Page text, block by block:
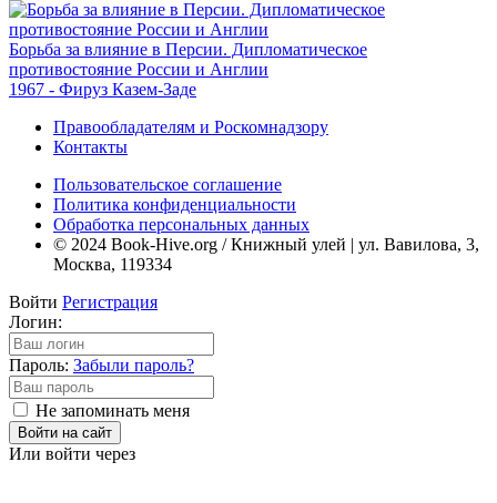
Борьба за влияние в Персии. Дипломатическое
противостояние России и Англии
1967 - Фируз Казем-Заде
Правообладателям и Роскомнадзору
Контакты
Пользовательское соглашение
Политика конфиденциальности
Обработка персональных данных
© 2024 Book-Hive.org / Книжный улей | ул. Вавилова, 3,
Москва, 119334
Войти Регистрация
Логин:
Пароль: Забыли пароль?
Не запоминать меня
Войти на сайт
Или войти через